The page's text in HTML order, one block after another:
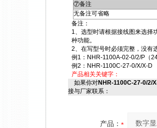
⑦备注
无备注可省略
备注：
1、选型时请根据接线图来选择
种功能。
2、在写型号时必须完整，没有
例1：NHR-1100A-02-0/2/P（
例2：NHR-1100C-27-0/X/X-D
产品相关关键字：
如果你对NHR-1100C-27-0/2/
接与厂家联系：
产品：